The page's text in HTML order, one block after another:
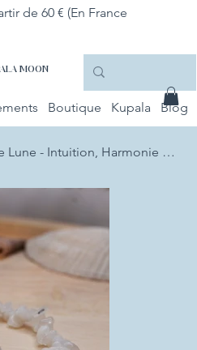
de 60 € (En France
Boutique Kupala Blog
MOON
Bracelet Baroque Pierre de Lune - Intuition, Harmonie et Féminité